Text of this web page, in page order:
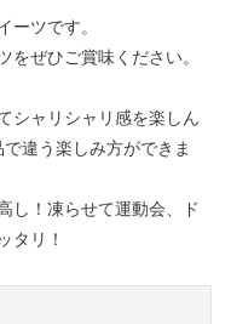
ーツです。
をぜひご賞味ください。
シャリシャリ感を楽しん
違う楽しみ方ができま
し！凍らせて運動会、ド
タリ！